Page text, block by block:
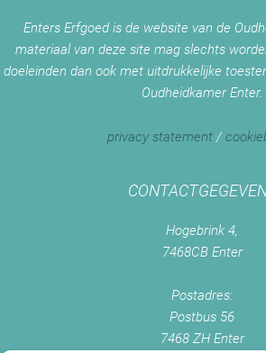
Enters Erfgoed is de website van de
materiaal van deze site mag slechts
doeleinden dan ook met uitdrukkelijke
Oudheidkamer Enter.
privacy statement/
Hogebrink 4,
7468CB Enter
Postadres:
Postbus 56
7468 ZH Enter